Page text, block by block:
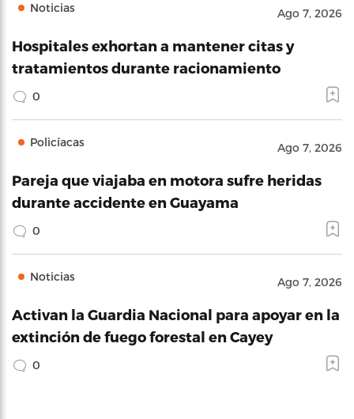
Noticias Ago 7, 2026
Hospitales exhortan a mantener citas y
tratamientos durante racionamiento
0
Policíacas Ago 7, 2026
Pareja que viajaba en motora sufre heridas
durante accidente en Guayama
0
Noticias Ago 7, 2026
Activan la Guardia Nacional para apoyar en la
extinción de fuego forestal en Cayey
0